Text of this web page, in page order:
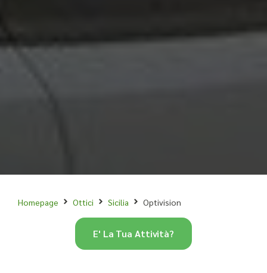
Homepage Ottici Sicilia Optivision
E' La Tua Attività?